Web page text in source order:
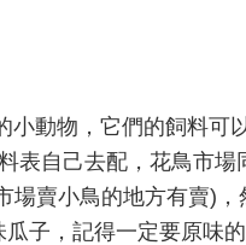
小動物，它們的飼料可
表自己去配，花鳥市
場賣小鳥的地方有賣)
子，記得一定要原味